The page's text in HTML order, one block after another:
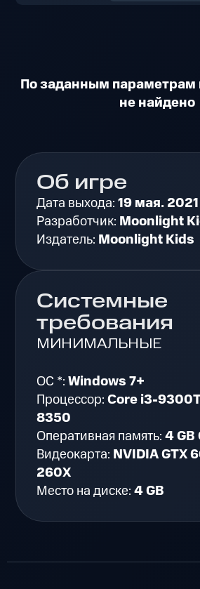
По заданным параметрам
не найдено
Об игре
Дата выхода:19 мая. 2021
Разработчик: Moonlight
Издатель: Moonlight Kids
Системные
требования
МИНИМАЛЬНЫЕ
ОС *:Windows 7+
Процессор:Core i3-
8350
Оперативная память:4
Видеокарта: NVIDIA GTX
260X
Место на диске:4 GB